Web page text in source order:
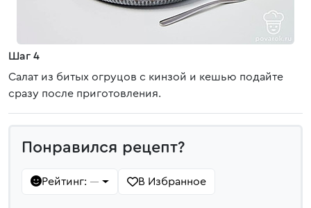
Шаг 4
Салат из битых огруцов с кинзой и кешью подайте
сразу после приготовления.
Понравился рецепт?
Рейтинг: — В Избранное